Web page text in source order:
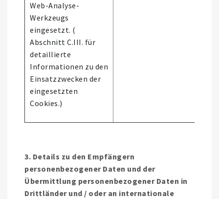
Web-Analyse-
Werkzeugs
eingesetzt. (
Abschnitt C.III. für
detaillierte
Informationen zu den
Einsatzzwecken der
eingesetzten
Cookies.)
3. Details zu den Empfängern
personenbezogener Daten und der
Übermittlung personenbezogener Daten in
Drittländer und / oder an internationale